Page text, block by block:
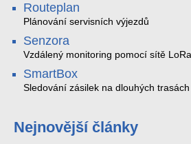
Routeplan
Plánování servisních výjezdů
Senzora
Vzdálený monitoring pomocí sítě
SmartBox
Sledování zásilek na dlouhých trasách
Nejnovější články